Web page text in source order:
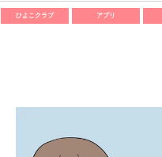
ひよこクラブ アプリ